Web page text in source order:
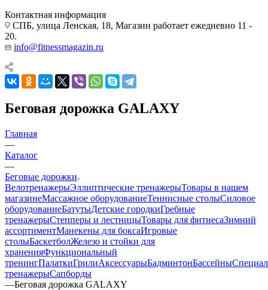
Контактная информация
СПБ, улица Ленская, 18, Магазин работает ежедневно 11 -
20.
info@fitnessmagazin.ru
Беговая дорожка GALAXY
Главная
—
Каталог
—
Беговые дорожки
ВелотренажерыЭллиптические тренажерыТовары в нашем
магазинеМассажное оборудованиеТеннисные столыСиловое
оборудованиеБатутыДетские городкиГребные
тренажерыСтепперы и лестницыТовары для фитнесаЗимний
ассортиментМанекены для боксаИгровые
столыБаскетболЖелезо и стойки для
храненияФункциональный
тренингПалаткиГрилиАксессуарыБадминтонБассейны
тренажерыСапборды
—Беговая дорожка GALAXY